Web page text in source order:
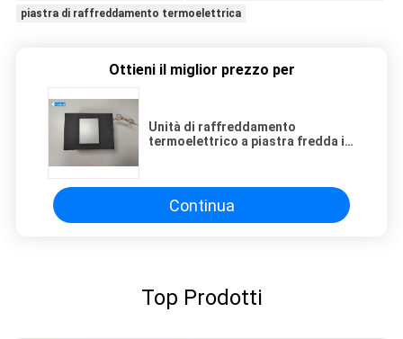
piastra di raffreddamento termoelettrica
Ottieni il miglior prezzo per
Unità di raffreddamento
termoelettrico a piastra fredda in
Continua
Top Prodotti